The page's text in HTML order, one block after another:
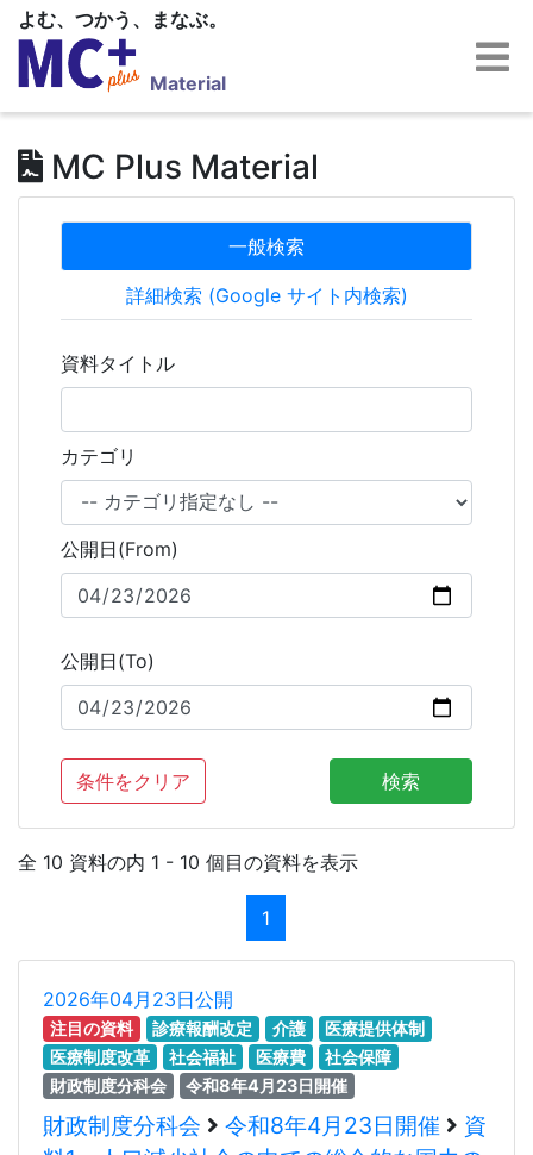
よむ、つかう、まなぶ。
Material
MC Plus Material
一般検索
詳細検索 (Google サイト内検索)
資料タイトル
カテゴリ
公開日(From)
公開日(To)
条件をクリア 検索
全 10 資料の内 1 - 10 個目の資料を表示
1
2026年04月23日公開
注目の資料 診療報酬改定 介護
医療提供体制
医療制度改革
社会福祉 医療費
社会保障
財政制度分科会
令和8年4月23日開催
財政制度分科会 令和8年4月23日開催
資